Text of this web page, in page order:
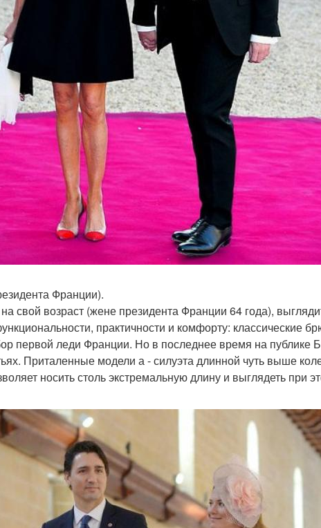
Франции).
свой возраст (жене президента Франции 64 года),
практичности и комфорту: классические
первой леди Франции. Но в последнее время на публике
Приталенные модели а - силуэта длинной чуть выше
носить столь экстремальную длину и выглядеть при